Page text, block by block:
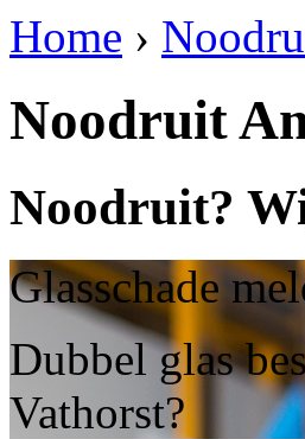
Home ›
Noodruit
Noodruit?
Glasschade
Dubbel glas
Vathorst?